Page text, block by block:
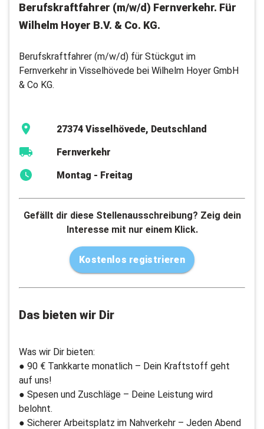
Berufskraftfahrer (m/w/d) Fernverkehr. Für
Wilhelm Hoyer B.V. & Co. KG.
Berufskraftfahrer (m/w/d) für Stückgut im
Fernverkehr in Visselhövede bei Wilhelm Hoyer GmbH
& Co KG.
27374 Visselhövede, Deutschland
Fernverkehr
Montag - Freitag
Gefällt dir diese Stellenausschreibung? Zeig dein
Interesse mit nur einem Klick.
Kostenlos registrieren
Das bieten wir Dir
Was wir Dir bieten:
● 90 € Tankkarte monatlich – Dein Kraftstoff geht
auf uns!
● Spesen und Zuschläge – Deine Leistung wird
belohnt.
● Sicherer Arbeitsplatz im Nahverkehr – Jeden Abend